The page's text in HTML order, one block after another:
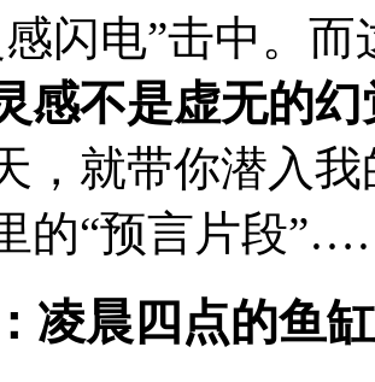
闪电”击中。
感不是虚无的
，就带你潜入
的“预言片段
凌晨四点的鱼缸